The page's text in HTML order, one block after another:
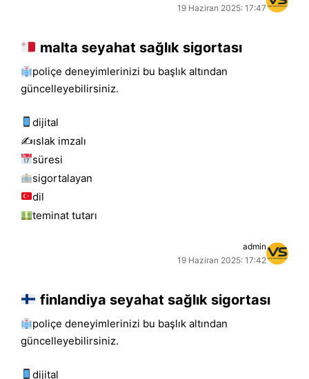
19 Haziran 2025: 17:47
malta seyahat sağlık sigortası
poliçe deneyimlerinizi bu başlık altından
güncelleyebilirsiniz.
dijital
✍️islak i̇mzalı
süresi
sigortalayan
dil
teminat tutarı
admin
19 Haziran 2025: 17:42
finlandiya seyahat sağlık sigortası
poliçe deneyimlerinizi bu başlık altından
güncelleyebilirsiniz.
dijital